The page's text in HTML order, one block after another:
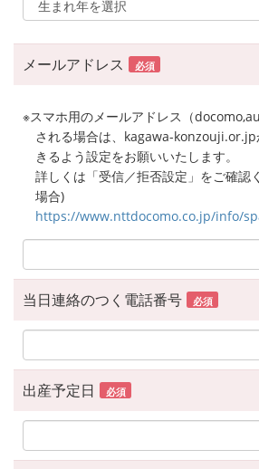
メールアドレス 必須
※スマホ用のメールアドレス（
される場合は、kagawa-konzouji.or.jp
きるよう設定をお願いいたします。
詳しくは「受信／拒否設定」をご確認
場合)
https://www.nttdocomo.co.jp/info/
当日連絡のつく電話番号 必須
出産予定日 必須